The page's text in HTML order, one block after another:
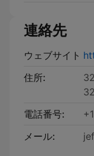
連絡先
ウェブサイト
住所:
電話番号:
メール: